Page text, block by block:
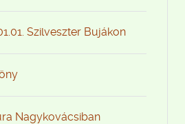
Szilveszter Bujákon
Nagykovácsiban